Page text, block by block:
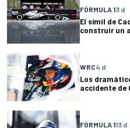
FÓRMULA 13 d
El símil de
construir un
WRC4 d
Los
accidente de
FÓRMULA 113 d